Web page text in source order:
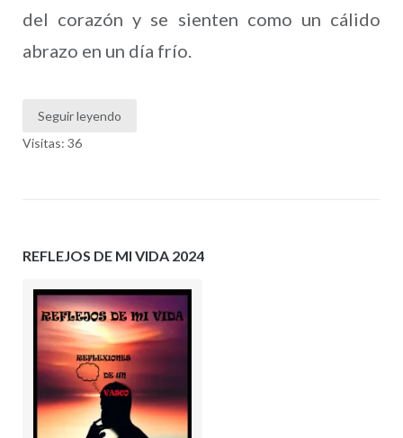
del corazón y se sienten como un cálido
abrazo en un día frío.
Seguir leyendo
Visitas: 36
REFLEJOS DE MI VIDA 2024